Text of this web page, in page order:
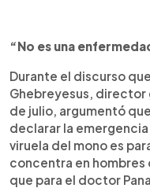
“No es una
Durante el discurso
Ghebreyesus, director
de julio, argumentó
declarar la
viruela del mono es
concentra en hombres
que para el doctor